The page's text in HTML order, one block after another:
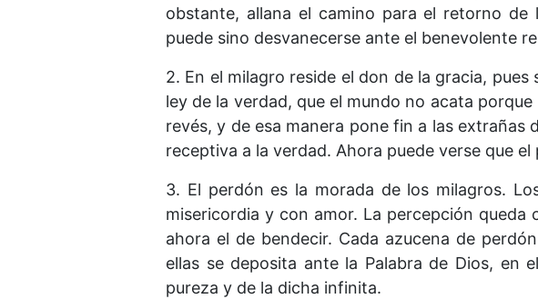
obstante, allana el camino para el retorno
puede sino desvanecerse ante el benevolente
2. En el milagro reside el don de la gracia,
ley de la verdad, que el mundo no acata
revés, y de esa manera pone fin a las
receptiva a la verdad. Ahora puede verse que
3. El perdón es la morada de los milagros.
misericordia y con amor. La percepción
ahora el de bendecir. Cada azucena de
ellas se deposita ante la Palabra de Dios, en
pureza y de la dicha infinita.